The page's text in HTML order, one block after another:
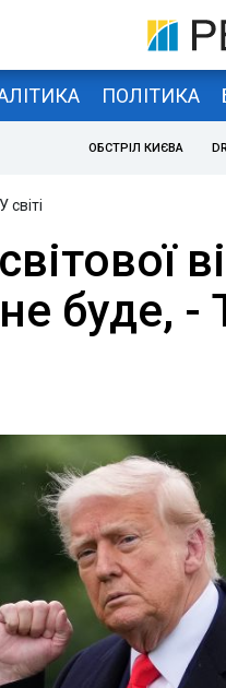
ПОЛІТИКА
ОБСТРІЛ КИЄВА
У світі
буде, -